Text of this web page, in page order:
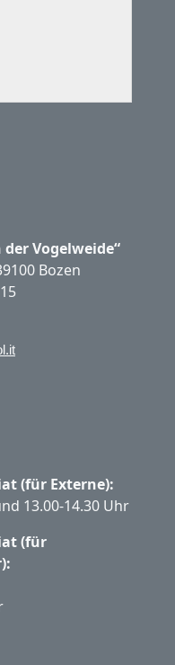
Vogelweide“
Bozen
(für Externe):
13.00-14.30 Uhr
(für